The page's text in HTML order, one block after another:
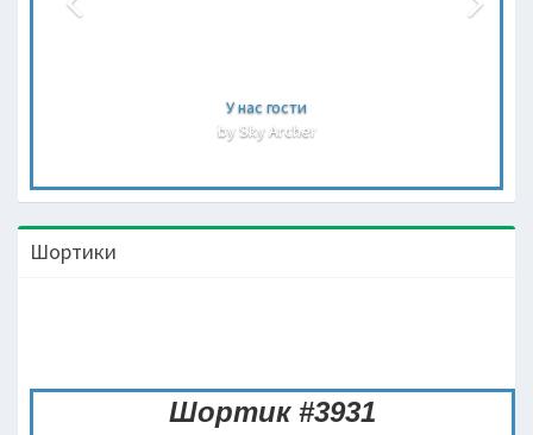
У нас гости
by Sky Archer
Шортики
Шортик #3931